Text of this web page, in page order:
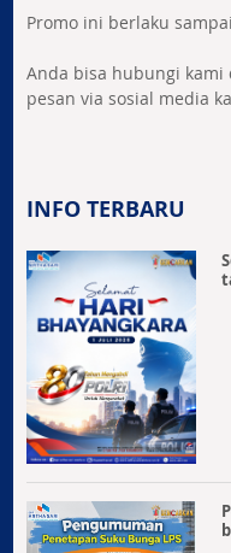
Promo ini berlaku
Anda bisa hubungi kami
pesan via sosial media
INFO TERBARU